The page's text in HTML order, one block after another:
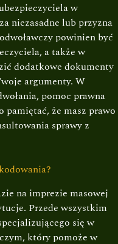
w
niezasadne lub przyzna
powinien być
a także w
dodatkowe dokumenty
argumenty. W
pomoc prawna
pamiętać, że masz prawo
sprawy z
na imprezie masowej
Przede wszystkim
się w
który pomoże w